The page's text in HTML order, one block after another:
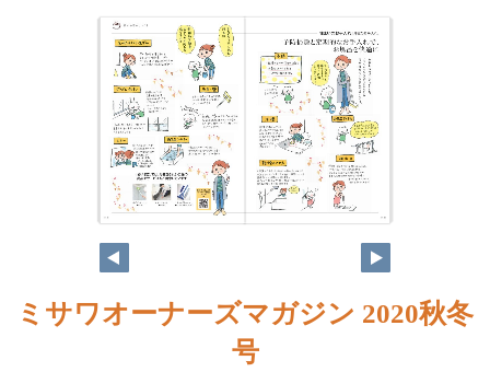
ミサワオーナーズマガジン 2020秋冬
号